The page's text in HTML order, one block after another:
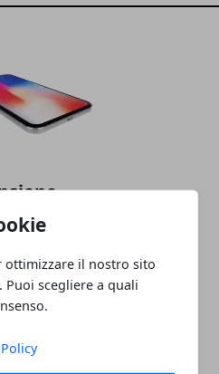
ottimizzare il nostro sito
scegliere a quali